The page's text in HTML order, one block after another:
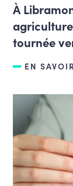
À
tournée
EN